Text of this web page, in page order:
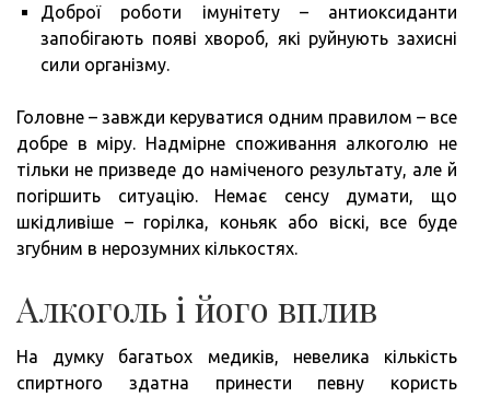
Доброї роботи імунітету – антиоксиданти
запобігають появі хвороб, які руйнують захисні
сили організму.
Головне – завжди керуватися одним правилом – все
добре в міру. Надмірне споживання алкоголю не
тільки не призведе до наміченого результату, але й
погіршить ситуацію. Немає сенсу думати, що
шкідливіше – горілка, коньяк або віскі, все буде
згубним в нерозумних кількостях.
Алкоголь і його вплив
На думку багатьох медиків, невелика кількість
спиртного здатна принести певну користь